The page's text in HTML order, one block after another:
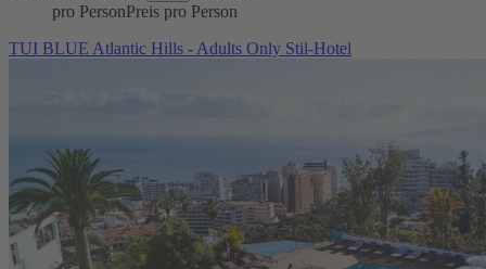
pro PersonPreis pro Person
TUI BLUE Atlantic Hills - Adults Only Stil-Hotel